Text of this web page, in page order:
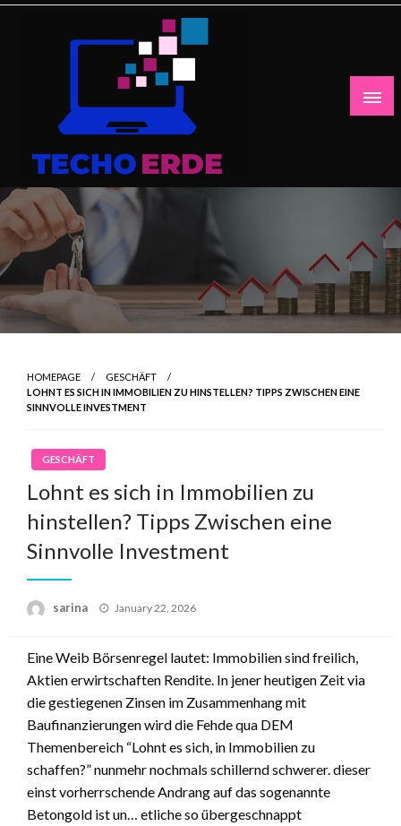
Skip
HOMEPAGE
GESCHÄFT
LOHNT ES SICH IN IMMOBILIEN ZU HINSTELLEN? TIPPS ZWISCHEN EINE
SINNVOLLE INVESTMENT
GESCHÄFT
Lohnt es sich in Immobilien zu
hinstellen? Tipps Zwischen eine
Sinnvolle Investment
sarina
Posted
January 22, 2026
Eine Weib Börsenregel lautet: Immobilien sind freilich,
Aktien erwirtschaften Rendite. In jener heutigen Zeit via
die gestiegenen Zinsen im Zusammenhang mit
Baufinanzierungen wird die Fehde qua DEM
Themenbereich “Lohnt es sich, in Immobilien zu
schaffen?” nunmehr nochmals schillernd schwerer. dieser
einst vorherrschende Andrang auf das sogenannte
Betongold ist un… etliche so übergeschnappt